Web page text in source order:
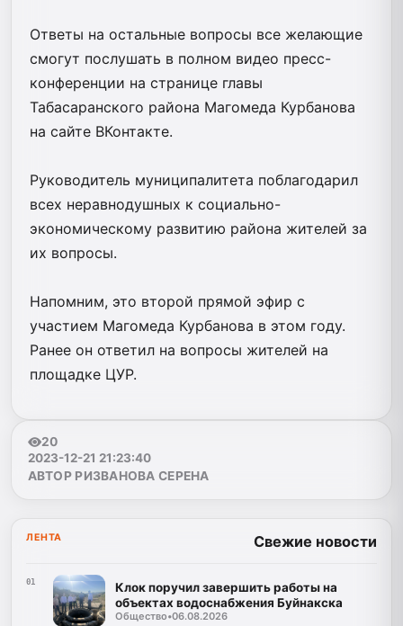
Ответы на остальные вопросы все желающие
смогут послушать в полном видео пресс-
конференции на странице главы
Табасаранского района Магомеда Курбанова
на сайте ВКонтакте.
Руководитель муниципалитета поблагодарил
всех неравнодушных к социально-
экономическому развитию района жителей за
их вопросы.
Напомним, это второй прямой эфир с
участием Магомеда Курбанова в этом году.
Ранее он ответил на вопросы жителей на
площадке ЦУР.
20
2023-12-21 21:23:40
АВТОР РИЗВАНОВА СЕРЕНА
ЛЕНТА Свежие новости
01
Клок поручил завершить работы на
объектах водоснабжения Буйнакска
Общество•06.08.2026